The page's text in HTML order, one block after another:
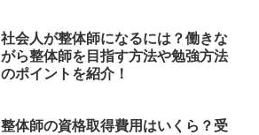
社会人が整体師になるには？働きな
がら整体師を目指す方法や勉強方法
のポイントを紹介！
整体師の資格取得費用はいくら？受